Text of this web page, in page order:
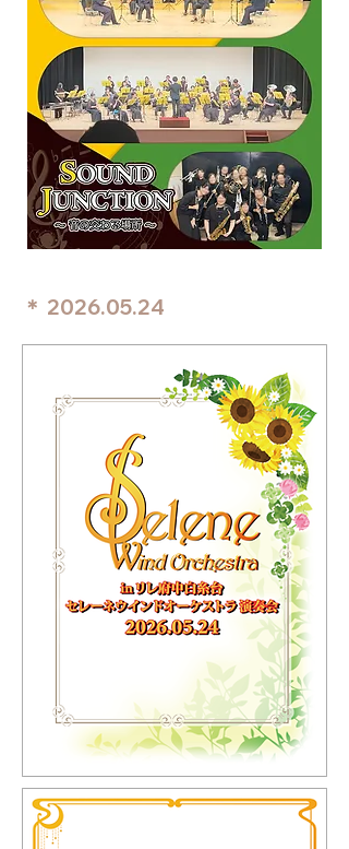
＊ 2026.05.24